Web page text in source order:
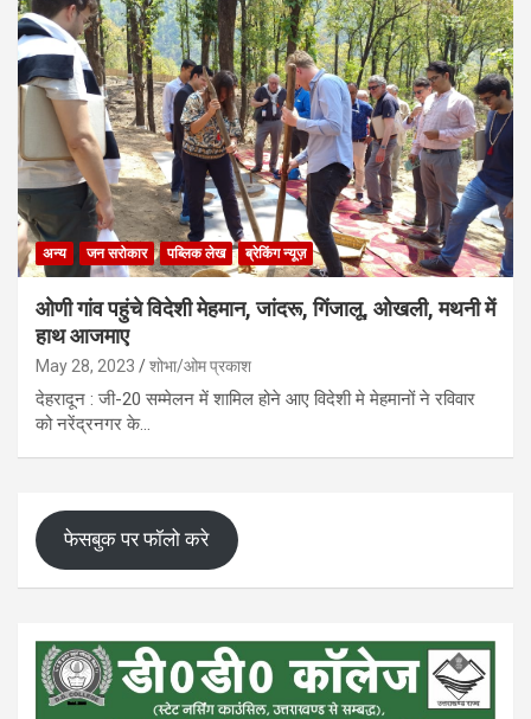
अन्य जन सरोकार पब्लिक लेख ब्रेकिंग न्यूज़
ओणी गांव पहुंचे विदेशी मेहमान, जांदरू, गिंजालू, ओखली, मथनी में
हाथ आजमाए
May 28, 2023 शोभा/ओम प्रकाश
देहरादून : जी-20 सम्मेलन में शामिल होने आए विदेशी मे मेहमानों ने रविवार
को नरेंद्रनगर के…
फेसबुक पर फॉलो करे